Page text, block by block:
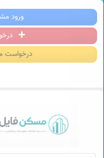
مسکن فایل |
ورود
درخواست
مسکن
فایل